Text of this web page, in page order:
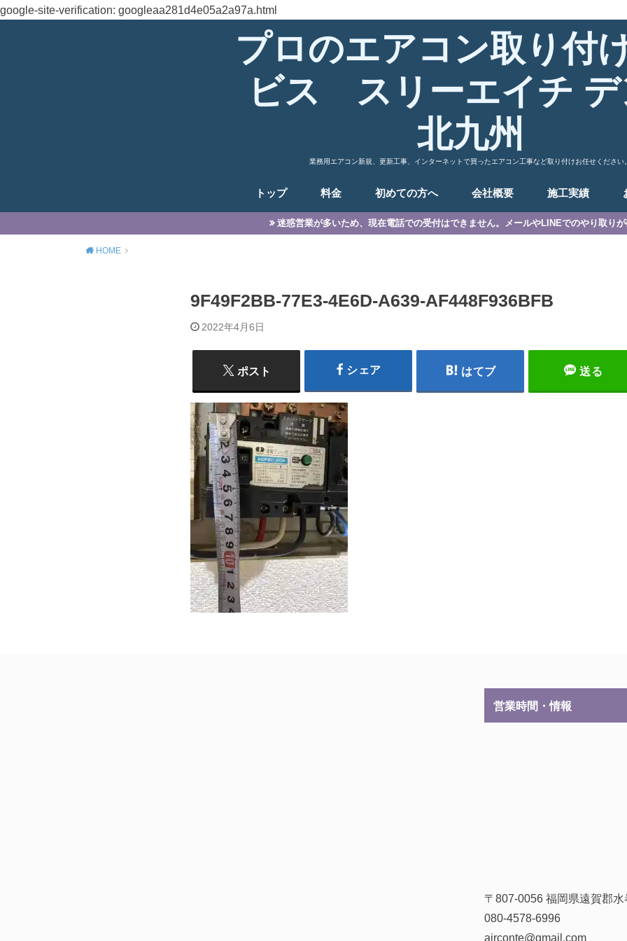
google-site-verification: googleaa281d4e05a2a97a.html
プロのエアコン取り付
ビス スリーエイチ デ
北九州
業務用エアコン新規、更新工事、インターネットで買ったエアコン工事など取り付けお任せください。
トップ 料金 初めての方へ 会社概要 施工実績
迷惑営業が多いため、現在電話での受付はできません。メールやLINEでのやり取りが
HOME
9F49F2BB-77E3-4E6D-A639-AF448F936BFB
2022年4月6日
ポスト シェア はてブ 送る
営業時間・情報
〒807-0056 福岡県遠賀郡
080-4578-6996
airconte@gmail.com